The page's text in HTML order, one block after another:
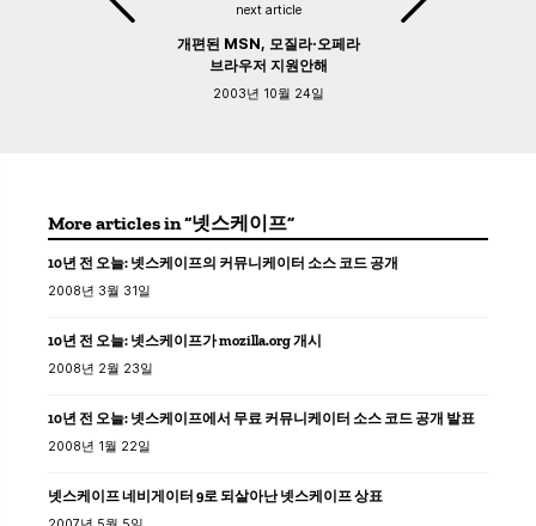
next article
개편된 MSN, 모질라·오페라
브라우저 지원안해
2003년 10월 24일
More articles in “넷스케이프”
10년 전 오늘: 넷스케이프의 커뮤니케이터 소스 코드 공개
2008년 3월 31일
10년 전 오늘: 넷스케이프가 mozilla.org 개시
2008년 2월 23일
10년 전 오늘: 넷스케이프에서 무료 커뮤니케이터 소스 코드 공개 발표
2008년 1월 22일
넷스케이프 네비게이터 9로 되살아난 넷스케이프 상표